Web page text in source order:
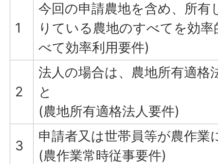
1
今回の申請農地を含め、所
りている農地のすべてを効
べて効率利用要件)
2
法人の場合は、農地所有適格
と
(農地所有適格法人要件)
3
申請者又は世帯員等が農作業
(農作業常時従事要件)